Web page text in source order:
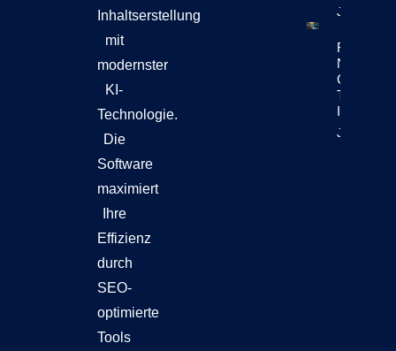
Inhaltserstellung
mit
modernster
KI-
Technologie.
Die
Software
maximiert
Ihre
Effizienz
durch
SEO-
optimierte
Tools
Jetzt
Reuters
News
Chatbots
Teil Der
Jetzt